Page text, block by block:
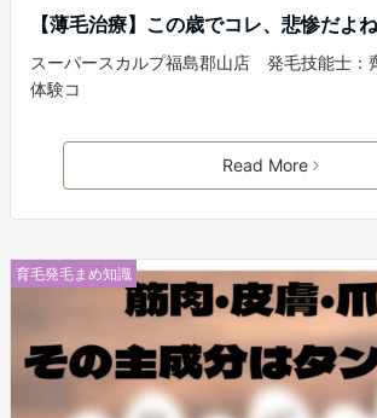
【薄毛治療】この歳でコレ、悲惨だよ
スーパースカルプ福島郡山店 発毛技能士：
体験コ
Read More
育毛発毛まめ知識